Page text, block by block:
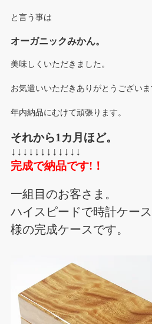
と言う事は
オーガニックみかん。
美味しくいただきました。
お気遣いいただきありがとうございま
年内納品にむけて頑張ります。
それから1カ月ほど。
↓↓↓↓↓↓↓↓↓↓↓↓
完成で納品です!！
一組目のお客さま。
ハイスピードで時計ケー
様の完成ケースです。